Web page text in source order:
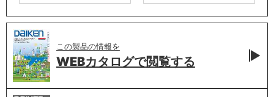
この製品の情報を
WEBカタログで閲覧する